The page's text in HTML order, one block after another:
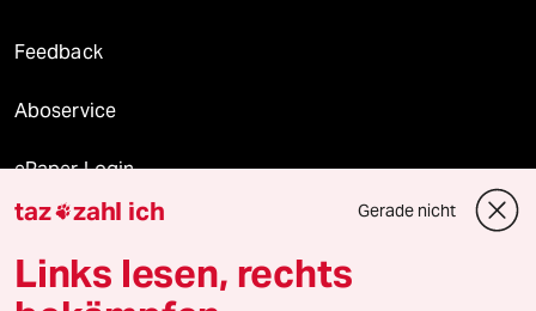
Feedback
Aboservice
ePaper Login
Downloads für Abonnierende
taz zahl ich Gerade nicht
Links lesen, rechts